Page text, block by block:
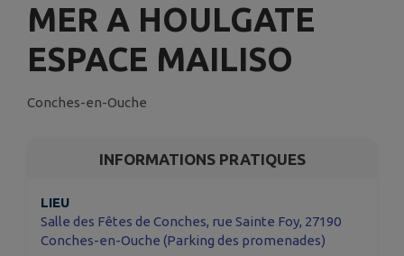
MER A HOULGATE
ESPACE MAILISO
Conches-en-Ouche
INFORMATIONS PRATIQUES
LIEU
Salle des Fêtes de Conches, rue Sainte Foy, 27190
Conches-en-Ouche (Parking des promenades)